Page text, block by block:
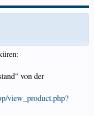
von der
view_product.php?